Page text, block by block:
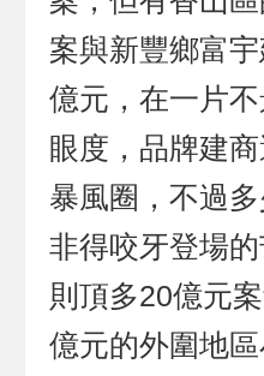
案與新豐鄉富
億元，在一片
眼度，品牌建
暴風圈，不過
非得咬牙登場
則頂多20億元
億元的外圍地